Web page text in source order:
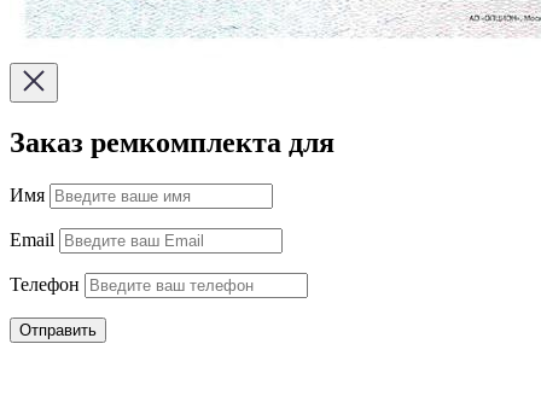
Заказ ремкомплекта для
Имя
Email
Телефон
Отправить